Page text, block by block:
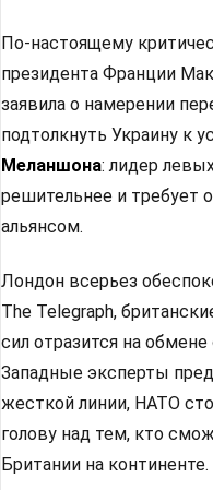
По-настоящему
президента Франции
заявила о намерении
подтолкнуть Украину к
Меланшона: лидер
решительнее и требует
альянсом.
Лондон всерьез
The Telegraph,
сил отразится на
Западные эксперты
жесткой линии, НАТО
голову над тем, кто
Британии на континенте.